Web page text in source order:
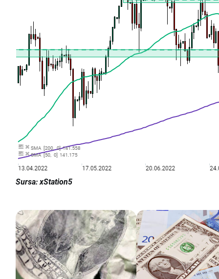
Sursa: xStation5